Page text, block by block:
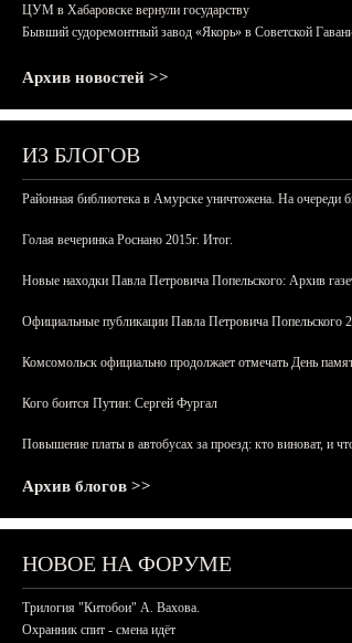
ЦУМ в Хабаровске вернули государству
Бывший судоремонтный завод «Якорь» в Советской
Архив новостей >>
ИЗ БЛОГОВ
Районная библиотека в Амурске уничтожена. На очереди
Голая вечеринка Роснано 2015г. Итог.
Новые находки Павла Петровича Попельского: Архив
Официальные публикации Павла Петровича Попельского
Комсомольск официально продолжает отмечать День
Кого боится Путин: Сергей Фургал
Повышение платы в автобусах за проезд: кто виноват, и
Архив блогов >>
НОВОЕ НА ФОРУМЕ
Трилогия "Китобои" А. Вахова.
Охранник спит - смена идёт